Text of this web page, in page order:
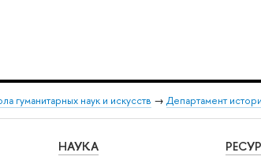
гуманитарных наук и искусств → Департамент
НАУКА